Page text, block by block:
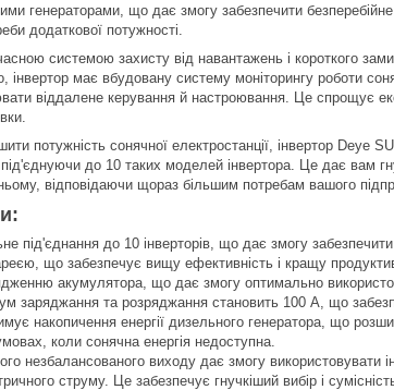
генераторами, що дає змогу забезпечити
додаткової потужності.
системою захисту від навантажень і короткого
інвертор має вбудовану систему моніторингу роботи
віддалене керування й настроювання. Це спрощує
потужність сонячної електростанції, інвертор Deye
до 10 таких моделей інвертора. Це дає вам
відповідаючи щораз більшим потребам вашого
під'єднання до 10 інверторів, що дає змогу
що забезпечує вищу ефективність і кращу
акумулятора, що дає змогу оптимально
заряджання та розряджання становить 100 А, що
накопичення енергії дизельного генератора, що
коли сонячна енергія недоступна.
незбалансованого виходу дає змогу використовувати
струму. Це забезпечує гнучкіший вибір і